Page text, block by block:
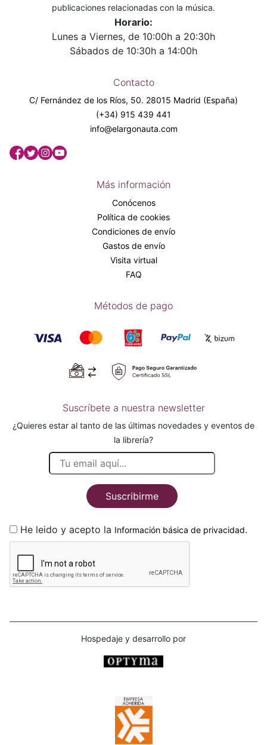
publicaciones relacionadas con la música.
Horario:
Lunes a Viernes, de 10:00h a 20:30h
Sábados de 10:30h a 14:00h
Contacto
C/ Fernández de los Ríos, 50. 28015 Madrid (España)
(+34) 915 439 441
info@elargonauta.com
Más información
Conócenos
Política de cookies
Condiciones de envío
Gastos de envío
Visita virtual
FAQ
Métodos de pago
Suscríbete a nuestra newsletter
¿Quieres estar al tanto de las últimas novedades y eventos de
la librería?
Suscribirme
He leido y acepto la Información básica de privacidad.
Hospedaje y desarrollo por